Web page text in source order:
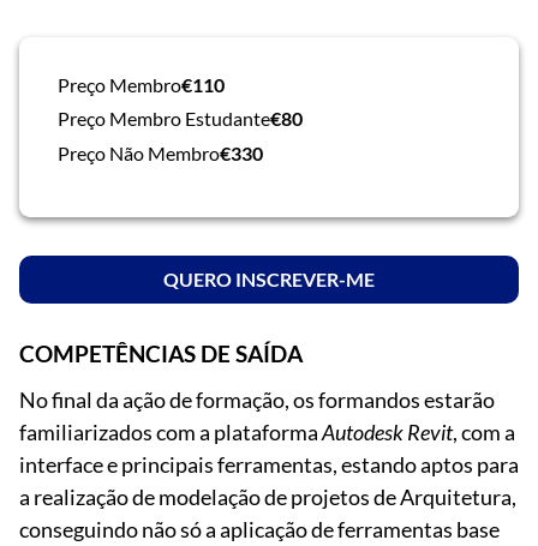
Preço Membro€110
Preço Membro Estudante€80
Preço Não Membro€330
QUERO INSCREVER-ME
COMPETÊNCIAS DE SAÍDA
No final da ação de formação, os formandos estarão
familiarizados com a plataformaAutodesk Revit, com a
interface e principais ferramentas, estando aptos para
a realização de modelação de projetos de Arquitetura,
conseguindo não só a aplicação de ferramentas base